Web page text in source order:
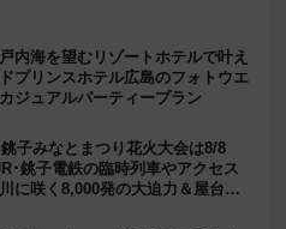
戸内海を望むリゾートホテルで叶え
プリンスホテル広島のフォトウエ
ジュアルパーティープラン
銚子みなとまつり花火大会は8/8
･銚子電鉄の臨時列車やアクセス
に咲く8,000発の大迫力＆屋台を